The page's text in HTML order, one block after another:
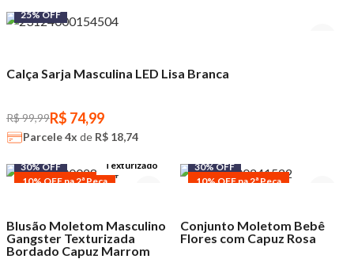
25% OFF
Calça Sarja Masculina LED Lisa Branca
R$ 99,99R$ 74,99
Parcele4x de R$ 18,74
30% OFF
10% OFF na 2ª Peça
Texturizado
Blusão Moletom Masculino
Gangster Texturizada
Bordado Capuz Marrom
30% OFF
10% OFF na 2ª Peça
Conjunto Moletom Bebê
Flores com Capuz Rosa